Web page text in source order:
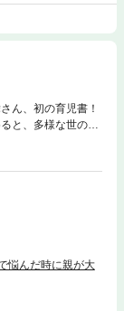
ん、初の育児書！
と、多様な世の中
べであり、心の所
育ては選択の連
え方、心がけとは―
にいる時間が短く
を送ります。
、夜泣きなどへの
欲が低下する・宿
好き」につなが
被害、性被害から
悩んだ時に親が大